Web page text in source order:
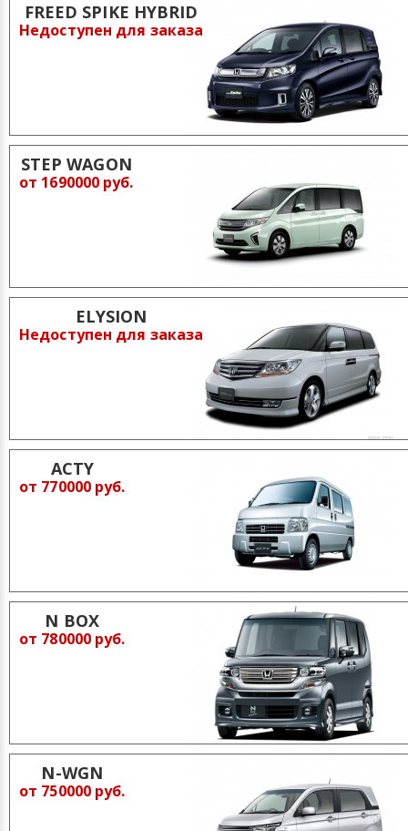
FREED SPIKE HYBRID
Недоступен для заказа
STEP WAGON
от 1690000 руб.
ELYSION
Недоступен для заказа
ACTY
от 770000 руб.
N BOX
от 780000 руб.
N-WGN
от 750000 руб.